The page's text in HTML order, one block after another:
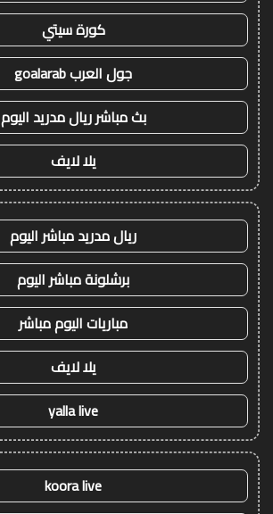
كورة سيتي
جول العرب goalarab
بث مباشر ريال مدريد اليوم
يلا لايف
ريال مدريد مباشر اليوم
برشلونة مباشر اليوم
مباريات اليوم مباشر
يلا لايف
yalla live
koora live